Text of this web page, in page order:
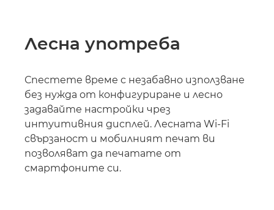
Лесна употреба
Спестете време с незабавно използване
без нужда от конфигуриране и лесно
задавайте настройки чрез
интуитивния дисплей. Лесната Wi-Fi
свързаност и мобилният печат ви
позволяват да печатате от
смартфоните си.